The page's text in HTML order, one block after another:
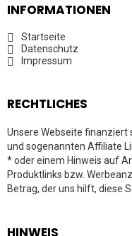
INFORMATIONEN
Startseite
Datenschutz
Impressum
RECHTLICHES
Unsere Webseite finanziert
und sogenannten Affiliate
* oder einem Hinweis auf
Produktlinks bzw.
Betrag, der uns hilft, diese
HINWEIS